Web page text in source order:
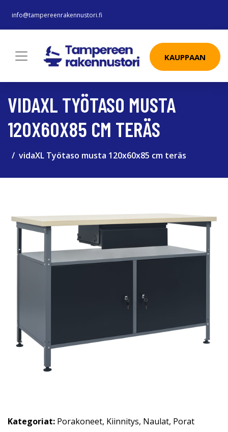
info@tampereenrakennustori.fi
KAUPPAAN
VIDAXL TYÖTASO MUSTA
120X60X85 CM TERÄS
vidaXL Työtaso musta 120x60x85 cm teräs
Kategoriat: Porakoneet, Kiinnitys, Naulat, Porat